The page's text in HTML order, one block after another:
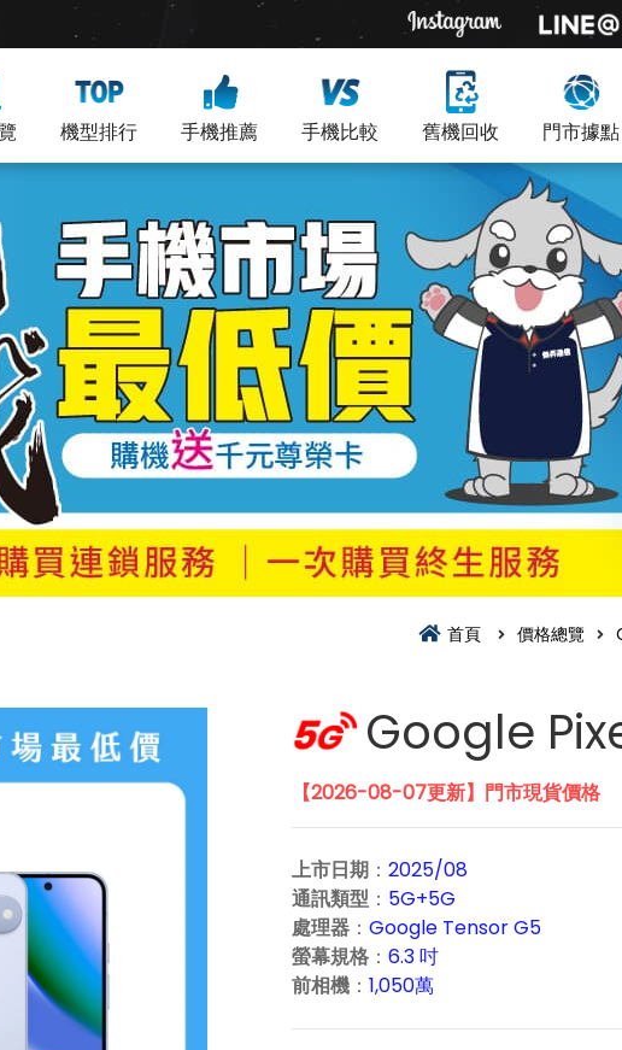
機型排行 手機推薦 手機比較 舊機回收 門市據點
首頁 價格總覽
Google
【2026-08-07更新】門市現貨價格
上市日期 ： 2025/08
通訊類型 ： 5G+5G
處理器 ： Google Tensor G5
螢幕規格 ： 6.3 吋
前相機 ： 1,050萬